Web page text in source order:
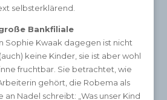
selbsterklärend.
Bankfiliale
Sophie Kwaak dagegen ist nicht
keine Kinder, sie ist aber wohl
fruchtbar. Sie betrachtet, wie
gehört, die Robema als
an Nadel schreibt: „Was unser Kind